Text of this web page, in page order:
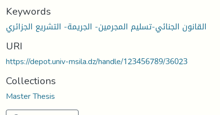
Keywords
القانون الجنائي-تسليم المجرمين- الجريمة- التشريع الجزائري
URI
https://depot.univ-msila.dz/handle/123456789/36023
Collections
Master Thesis